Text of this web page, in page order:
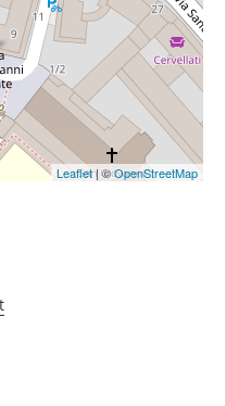
Leaflet| ©OpenStreetMap